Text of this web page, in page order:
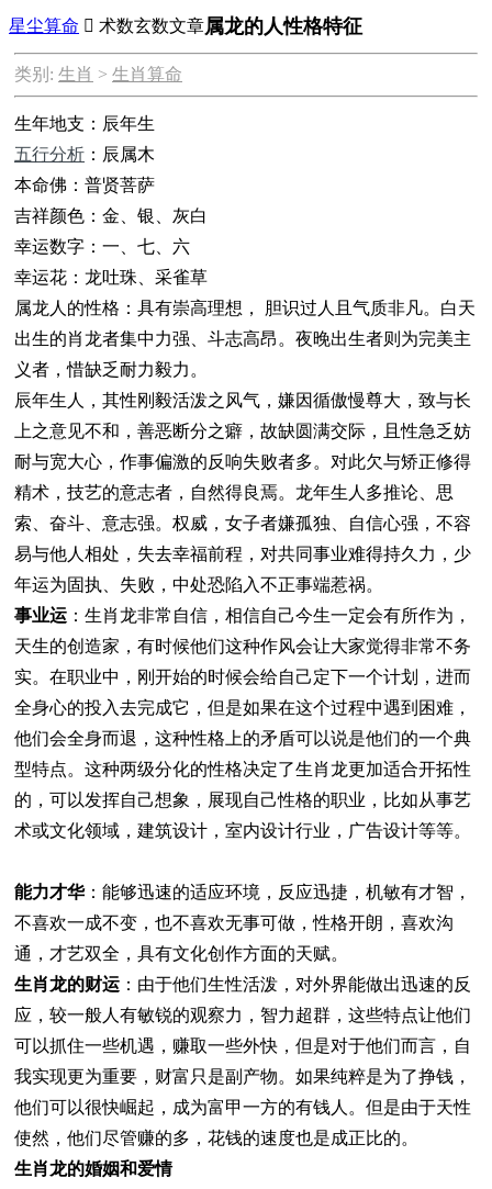
星尘算命  术数玄数文章属龙的人性格特征
类别: 生肖 > 生肖算命
生年地支：辰年生
五行分析 ：辰属木
本命佛：普贤菩萨
吉祥颜色：金、银、灰白
幸运数字：一、七、六
幸运花：龙吐珠、采雀草
属龙人的性格：具有崇高理想， 胆识过人且气质非凡。白天
出生的肖龙者集中力强、斗志高昂。夜晚出生者则为完美主
义者，惜缺乏耐力毅力。
辰年生人，其性刚毅活泼之风气，嫌因循傲慢尊大，致与长
上之意见不和，善恶断分之癖，故缺圆满交际，且性急乏妨
耐与宽大心，作事偏激的反响失败者多。对此欠与矫正修得
精术，技艺的意志者，自然得良焉。龙年生人多推论、思
索、奋斗、意志强。权威，女子者嫌孤独、自信心强，不容
易与他人相处，失去幸福前程，对共同事业难得持久力，少
年运为固执、失败，中处恐陷入不正事端惹祸。
事业运 ：生肖龙非常自信，相信自己今生一定会有所作为，
天生的创造家，有时候他们这种作风会让大家觉得非常不务
实。在职业中，刚开始的时候会给自己定下一个计划，进而
全身心的投入去完成它，但是如果在这个过程中遇到困难，
他们会全身而退，这种性格上的矛盾可以说是他们的一个典
型特点。这种两级分化的性格决定了生肖龙更加适合开拓性
的，可以发挥自己想象，展现自己性格的职业，比如从事艺
术或文化领域，建筑设计，室内设计行业，广告设计等等。
能力才华：能够迅速的适应环境，反应迅捷，机敏有才智，
不喜欢一成不变，也不喜欢无事可做，性格开朗，喜欢沟
通，才艺双全，具有文化创作方面的天赋。
生肖龙的财运 ：由于他们生性活泼，对外界能做出迅速的反
应，较一般人有敏锐的观察力，智力超群，这些特点让他们
可以抓住一些机遇，赚取一些外快，但是对于他们而言，自
我实现更为重要，财富只是副产物。如果纯粹是为了挣钱，
他们可以很快崛起，成为富甲一方的有钱人。但是由于天性
使然，他们尽管赚的多，花钱的速度也是成正比的。
生肖龙的婚姻和爱情